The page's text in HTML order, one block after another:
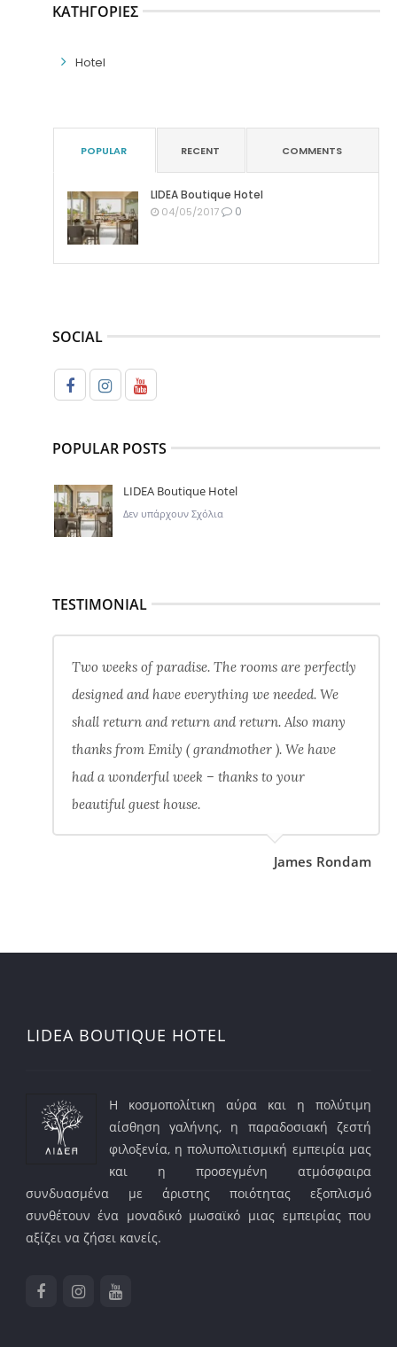
ΚΑΤΗΓΟΡΊΕΣ
Hotel
POPULAR RECENT COMMENTS
LIDEA Boutique Hotel
04/05/2017 0
SOCIAL
POPULAR POSTS
LIDEA Boutique Hotel
Δεν υπάρχουν Σχόλια
TESTIMONIAL
Two weeks of paradise. The rooms are perfectly
designed and have everything we needed. We
shall return and return and return. Also many
thanks from Emily ( grandmother ). We have
had a wonderful week – thanks to your
beautiful guest house.
James Rondam
LIDEA BOUTIQUE HOTEL
Η κοσμοπολίτικη αύρα και η πολύτιμη
αίσθηση γαλήνης, η παραδοσιακή ζεστή
φιλοξενία, η πολυπολιτισμική εμπειρία μας
και η προσεγμένη ατμόσφαιρα
συνδυασμένα με άριστης ποιότητας εξοπλισμό
συνθέτουν ένα μοναδικό μωσαϊκό μιας εμπειρίας που
αξίζει να ζήσει κανείς.